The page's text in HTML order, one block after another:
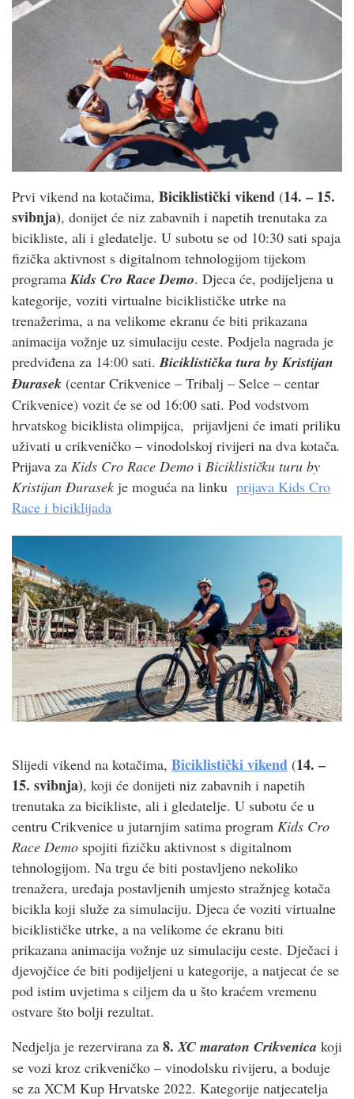
Prvi vikend na kotačima, Biciklistički vikend (14. – 15.
svibnja), donijet će niz zabavnih i napetih trenutaka za
bicikliste, ali i gledatelje. U subotu se od 10:30 sati spaja
fizička aktivnost s digitalnom tehnologijom tijekom
programaKids Cro Race Demo. Djeca će, podijeljena u
kategorije, voziti virtualne biciklističke utrke na
trenažerima, a na velikome ekranu će biti prikazana
animacija vožnje uz simulaciju ceste. Podjela nagrada je
predviđena za 14:00 sati.Biciklistička tura by Kristijan
Đurasek (centar Crikvenice – Tribalj – Selce – centar
Crikvenice) vozit će se od 16:00 sati. Pod vodstvom
hrvatskog biciklista olimpijca, prijavljeni će imati priliku
uživati u crikveničko – vinodolskoj rivijeri na dva kotača.
Prijava za Kids Cro Race Demo i Biciklističku turu by
Kristijan Đurasek je moguća na linku prijava Kids Cro
Race i biciklijada
Slijedi vikend na kotačima, Biciklistički vikend (14. –
15. svibnja), koji će donijeti niz zabavnih i napetih
trenutaka za bicikliste, ali i gledatelje. U subotu će u
centru Crikvenice u jutarnjim satima program Kids Cro
Race Demo spojiti fizičku aktivnost s digitalnom
tehnologijom. Na trgu će biti postavljeno nekoliko
trenažera, uređaja postavljenih umjesto stražnjeg kotača
bicikla koji služe za simulaciju. Djeca će voziti virtualne
biciklističke utrke, a na velikome će ekranu biti
prikazana animacija vožnje uz simulaciju ceste. Dječaci i
djevojčice će biti podijeljeni u kategorije, a natjecat će se
pod istim uvjetima s ciljem da u što kraćem vremenu
ostvare što bolji rezultat.
Nedjelja je rezervirana za 8. XC maraton Crikvenica koji
se vozi kroz crikveničko – vinodolsku rivijeru, a boduje
se za XCM Kup Hrvatske 2022. Kategorije natjecatelja